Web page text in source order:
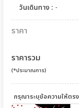
วันเดินทาง : -
ราคา
ราคารวม
(*ประมาณการ)
กรุณาระบุข้อความให้ตร